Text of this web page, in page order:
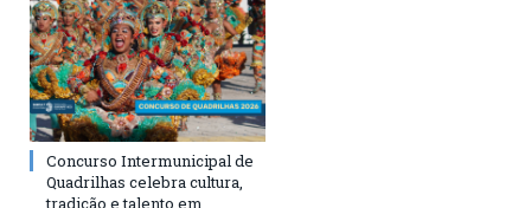
Concurso Intermunicipal de
Quadrilhas celebra cultura,
tradição e talento em